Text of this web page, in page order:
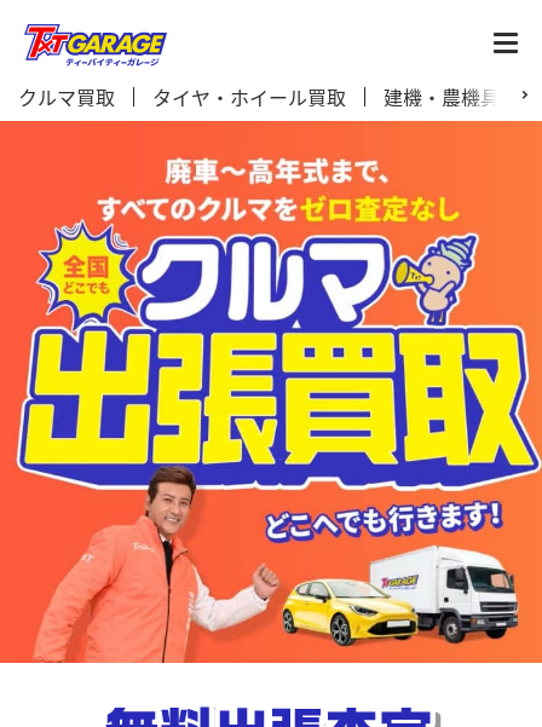
クルマ買取 タイヤ・ホイール買取 建機・農機具買取